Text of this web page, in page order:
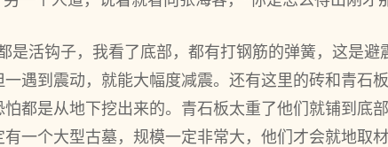
是活钩子，我看了底部，都有打钢筋的弹簧，这是
遇到震动，就能大幅度减震。还有这里的砖和青石
都是从地下挖出来的。青石板太重了他们就铺到底
一个大型古墓，规模一定非常大，他们才会就地取